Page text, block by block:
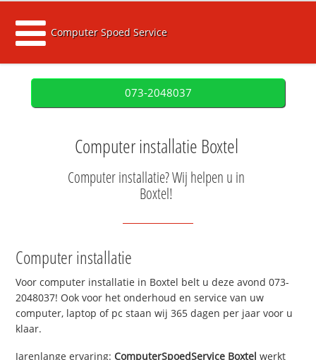
Computer Spoed Service
073-2048037
Computer installatie Boxtel
Computer installatie? Wij helpen u in
Boxtel!
Computer installatie
Voor computer installatie in Boxtel belt u deze avond 073-
2048037! Ook voor het onderhoud en service van uw
computer, laptop of pc staan wij 365 dagen per jaar voor u
klaar.
Jarenlange ervaring:ComputerSpoedService Boxtel werkt